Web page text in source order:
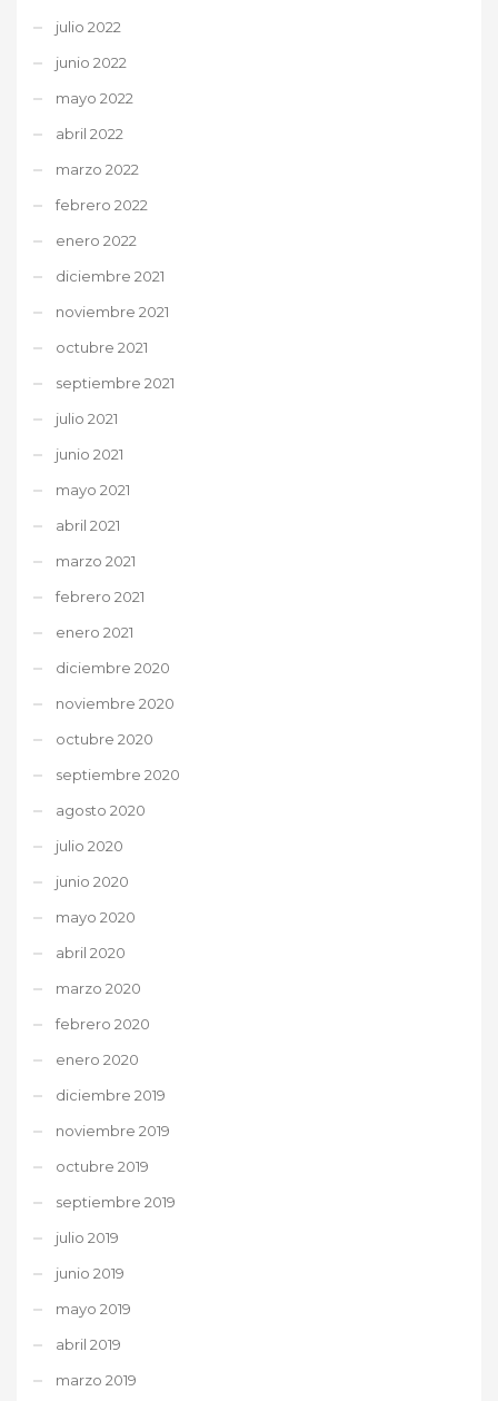
julio 2022
junio 2022
mayo 2022
abril 2022
marzo 2022
febrero 2022
enero 2022
diciembre 2021
noviembre 2021
octubre 2021
septiembre 2021
julio 2021
junio 2021
mayo 2021
abril 2021
marzo 2021
febrero 2021
enero 2021
diciembre 2020
noviembre 2020
octubre 2020
septiembre 2020
agosto 2020
julio 2020
junio 2020
mayo 2020
abril 2020
marzo 2020
febrero 2020
enero 2020
diciembre 2019
noviembre 2019
octubre 2019
septiembre 2019
julio 2019
junio 2019
mayo 2019
abril 2019
marzo 2019